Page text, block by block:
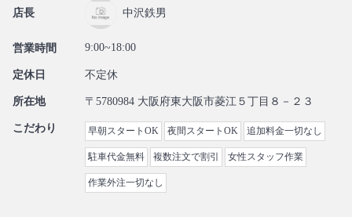
店長 中沢鉄男
営業時間 9:00~18:00
定休日 不定休
所在地 〒5780984 大阪府東大阪市菱江５丁目８－２３
こだわり 早朝スタートOK 夜間スタートOK 追加料金一切なし
駐車代金無料 複数注文で割引 女性スタッフ作業
作業外注一切なし